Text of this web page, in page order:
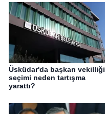
Üsküdar'da başkan vekilliği
seçimi neden tartışma
yarattı?